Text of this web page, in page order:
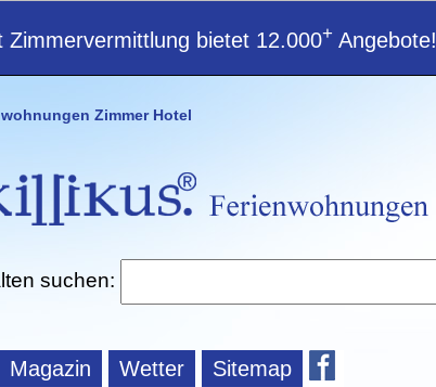
Zimmervermittlung bietet 12.000+ Angebote!
Zimmer Hotel
suchen:
Magazin Wetter Sitemap